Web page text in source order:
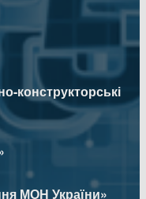
конструкторські
МОН України»